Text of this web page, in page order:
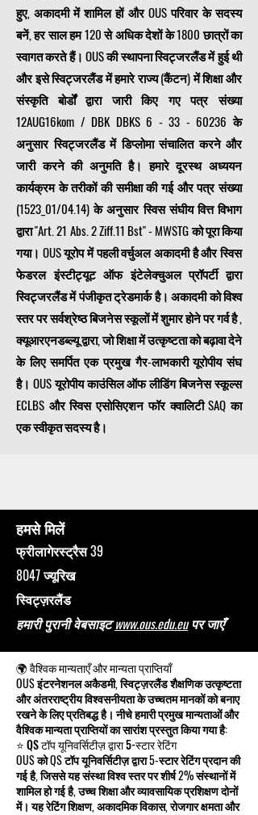
हुए, अकादमी में शामिल हों और OUS परिवार के सदस्य
बनें, हर साल हम 120 से अधिक देशों के 1800 छात्रों का
स्वागत करते हैं। OUS की स्थापना स्विट्जरलैंड में हुई थी
और इसे स्विट्जरलैंड में हमारे राज्य (कैंटन) में शिक्षा और
संस्कृति बोर्डों द्वारा जारी किए गए पत्र संख्या
12AUG16kom / DBK DBKS6 - 33 - 60236 के
अनुसार स्विट्जरलैंड में डिप्लोमा संचालित करने और
जारी करने की अनुमति है। हमारे दूरस्थ अध्ययन
कार्यक्रम के तरीकों की समीक्षा की गई और पत्र संख्या
(1523_01/04.14) के अनुसार स्विस संघीय वित्त विभाग
द्वारा "Art. 21 Abs. 2 Ziff.11 Bst" - MWSTG को पूरा किया
गया। OUS यूरोप में पहली वर्चुअल अकादमी है और स्विस
फेडरल इंस्टीट्यूट ऑफ इंटेलेक्चुअल प्रॉपर्टी द्वारा
स्विट्जरलैंड में पंजीकृत ट्रेडमार्क है। अकादमी को विश्व
स्तर पर सर्वश्रेष्ठ बिजनेस स्कूलों में शुमार होने पर गर्व है,
क्यूआरएनडब्ल्यू द्वारा, जो शिक्षा में उत्कृष्टता को बढ़ावा देने
के लिए समर्पित एकप्रमुख गैर-लाभकारी यूरोपीय संघ
है। OUSयूरोपीय काउंसिल ऑफ लीडिंग बिजनेस स्कूल्स
ECLBS और स्विस एसोसिएशन फॉर क्वालिटी SAQ का
एक स्वीकृत सदस्य है।
हमसे मिलें
फ्रीलागेरस्ट्रैस 39
8047 ज्यूरिख
स्विट्ज़रलैंड
हमारी पुरानी वेबसाइटwww.ous.edu.euपर जाएँ
🌍 वैश्विक मान्यताएँ और मान्यता प्राप्तियाँ
OUS इंटरनेशनल अकैडमी, स्विट्ज़रलैंड शैक्षणिक उत्कृष्टता
और अंतरराष्ट्रीय विश्वसनीयता के उच्चतम मानकों को बनाए
रखने के लिए प्रतिबद्ध है। नीचे हमारी प्रमुख मान्यताओं और
वैश्विक मान्यता प्राप्तियों का सारांश प्रस्तुत किया गया है:
⭐ QS टॉप यूनिवर्सिटीज़ द्वारा 5-स्टार रेटिंग
OUS को QS टॉप यूनिवर्सिटीज़ द्वारा 5-स्टार रेटिंग प्रदान की
गई है, जिससे यह संस्था विश्व स्तर पर शीर्ष 2% संस्थानों में
शामिल हो गई है, उच्च शिक्षा और व्यावसायिक प्रशिक्षण दोनों
में। यह रेटिंग शिक्षण, अकादमिक विकास, रोजगार क्षमता और